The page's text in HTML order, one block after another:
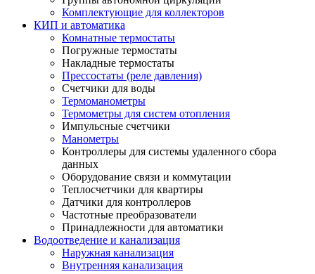
Комплектующие для коллекторов
КИП и автоматика
Комнатные термостаты
Погружные термостаты
Накладные термостаты
Прессостаты (реле давления)
Счетчики для воды
Термоманометры
Термометры для систем отопления
Импульсные счетчики
Манометры
Контроллеры для системы удаленного сбора
данных
Оборудование связи и коммутации
Теплосчетчики для квартиры
Датчики для контроллеров
Частотные преобразователи
Принадлежности для автоматики
Водоотведение и канализация
Наружная канализация
Внутренняя канализация